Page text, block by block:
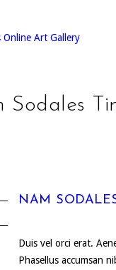
Sodales
NAM
Duis vel orci erat.
Phasellus accumsan